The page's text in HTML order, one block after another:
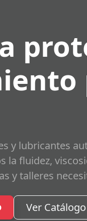
y lubricantes
la fluidez,
y talleres
Ver Catálogo